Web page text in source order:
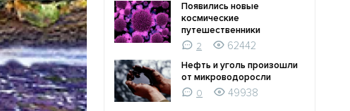
Появились новые
космические
путешественники
2
62442
Нефть и уголь произошли
от микроводоросли
0
49938